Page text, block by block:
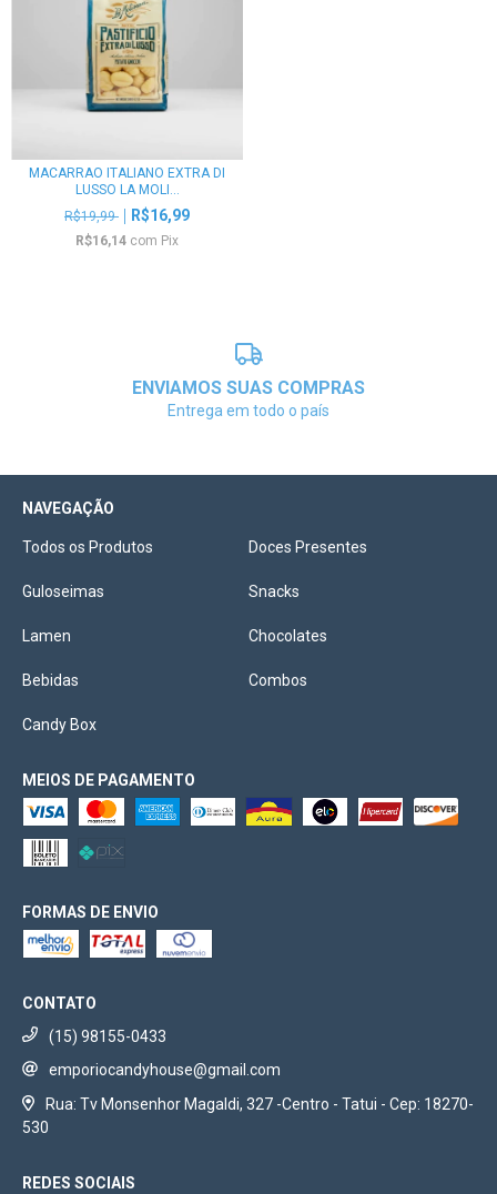
MACARRAO ITALIANO EXTRA DI
LUSSO LA MOLI...
R$19,99
R$16,99
R$16,14 com Pix
ENVIAMOS SUAS COMPRAS
Entrega em todo o país
NAVEGAÇÃO
Todos os Produtos Doces Presentes
Guloseimas Snacks
Lamen Chocolates
Bebidas Combos
Candy Box
MEIOS DE PAGAMENTO
FORMAS DE ENVIO
CONTATO
(15) 98155-0433
emporiocandyhouse@gmail.com
Rua: Tv Monsenhor Magaldi, 327 -Centro - Tatui - Cep: 18270-
530
REDES SOCIAIS